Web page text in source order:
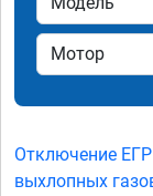
Отключение
выхлопных